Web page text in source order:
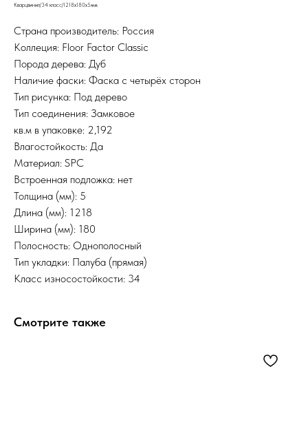
Кварцвинил/34 класс/1218х180х5мм
Страна производитель: Россия
Коллеция: Floor Factor Сlassic
Порода дерева: Дуб
Наличие фаски: Фаска с четырёх сторон
Тип рисунка: Под дерево
Тип соединения: Замковое
кв.м в упаковке: 2,192
Влагостойкость: Да
Материал: SPC
Встроенная подложка: нет
Толщина (мм): 5
Длина (мм): 1218
Ширина (мм): 180
Полосность: Однополосный
Тип укладки: Палуба (прямая)
Класс износостойкости: 34
Смотрите также